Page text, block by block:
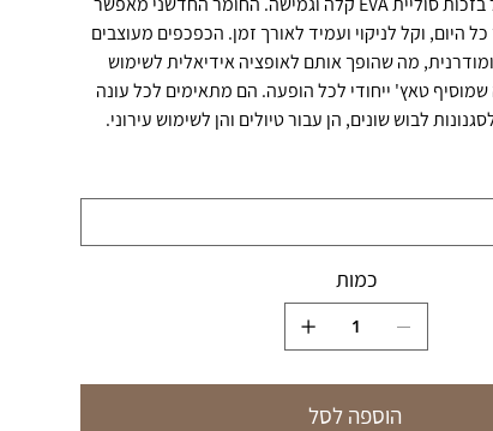
היום, וקל לניקוי ועמיד לאורך זמן. הכפכפים מעוצבים
מה שהופך אותם לאופציה אידיאלית לשימוש
שמוסיף טאץ' ייחודי לכל הופעה. הם מתאימים לכל עונה
לבוש שונים, הן עבור טיולים והן לשימוש עירוני.
כמות
הוספה לסל